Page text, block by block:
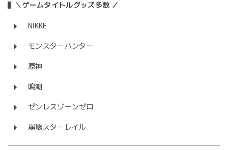
＼ゲームタイトルグッズ多数 ／
NIKKE
モンスターハンター
原神
鳴潮
ゼンレスゾーンゼロ
崩壊スターレイル